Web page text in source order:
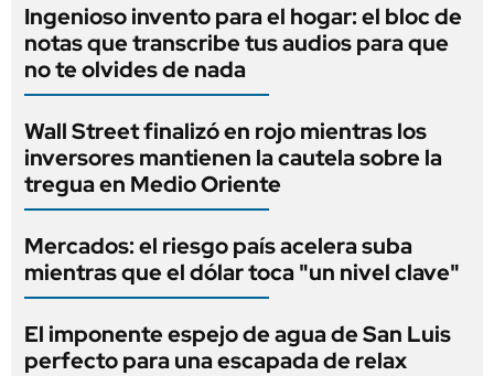
Ingenioso invento para el hogar: el bloc de
notas que transcribe tus audios para que
no te olvides de nada
Wall Street finalizó en rojo mientras los
inversores mantienen la cautela sobre la
tregua en Medio Oriente
Mercados: el riesgo país acelera suba
mientras que el dólar toca "un nivel clave"
El imponente espejo de agua de San Luis
perfecto para una escapada de relax